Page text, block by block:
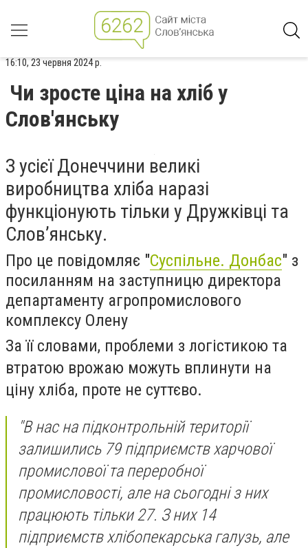
16:10, 23 червня 2024 р.
Чи зросте ціна на хліб у
Слов'янську
З усієї Донеччини великі
виробництва хліба наразі
функціонують тільки у Дружківці та
Словʼянську.
Про це повідомляє "Суспільне. Донбас" з
посиланням на заступницю директора
департаменту агропромислового
комплексу Олену
За її словами, проблеми з логістикою та
втратою врожаю можуть вплинути на
ціну хліба, проте не суттєво.
"В нас на підконтрольній території
залишились 79 підприємств харчової
промислової та переробної
промисловості, але на сьогодні з них
працюють тільки 27. З них 14
підприємств хлібопекарська галузь, але